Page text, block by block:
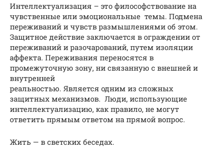
Интеллектуализация – это философствование на
чувственные или эмоциональные темы. Подмена
переживаний и чувств размышлениями об этом.
Защитное действие заключается в ограждении от
переживаний и разочарований, путем изоляции
аффекта. Переживания переносятся в
промежуточную зону, ни связанную с внешней и
внутренней
реальностью. Является одним из сложных
защитных механизмов. Люди, использующие
интеллектуализацию, как правило, не могут
ответить прямым ответом на прямой вопрос.
Жить — в светских беседах.